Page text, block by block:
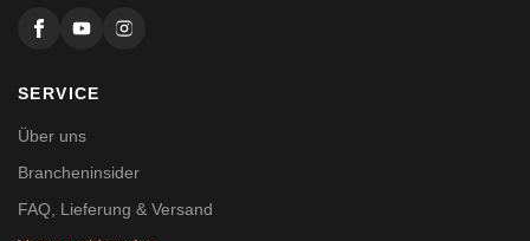
SERVICE
Über uns
Brancheninsider
FAQ, Lieferung & Versand